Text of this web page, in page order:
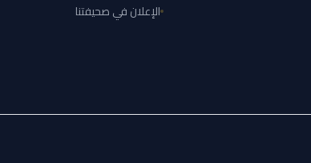
الإعلان في صحيفتنا